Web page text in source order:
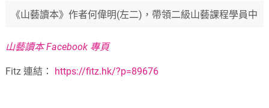
《山藝讀本》作者何偉明(左二)，帶領二級山藝課程學員中
山藝讀本 Facebook 專頁
Fitz 連結： https://fitz.hk/?p=89676